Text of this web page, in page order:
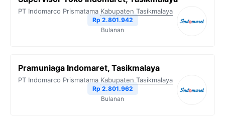
PT Indomarco Prismatama Kabupaten Tasikmalaya
Rp 2.801.942
Bulanan
Pramuniaga Indomaret, Tasikmalaya
PT Indomarco Prismatama Kabupaten Tasikmalaya
Rp 2.801.962
Bulanan